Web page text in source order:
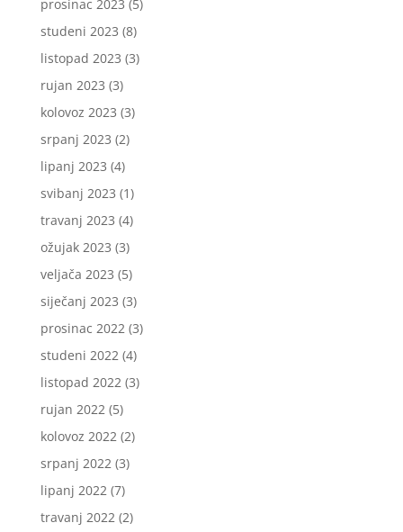
prosinac 2023 (5)
studeni 2023 (8)
listopad 2023 (3)
rujan 2023 (3)
kolovoz 2023 (3)
srpanj 2023 (2)
lipanj 2023 (4)
svibanj 2023 (1)
travanj 2023 (4)
ožujak 2023 (3)
veljača 2023 (5)
siječanj 2023 (3)
prosinac 2022(3)
studeni 2022(4)
listopad 2022(3)
rujan 2022(5)
kolovoz 2022(2)
srpanj 2022(3)
lipanj 2022(7)
travanj 2022(2)